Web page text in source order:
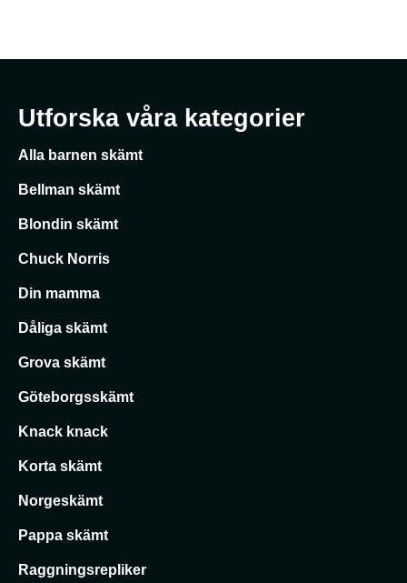
Utforska våra kategorier
Alla barnen skämt
Bellman skämt
Blondin skämt
Chuck Norris
Din mamma
Dåliga skämt
Grova skämt
Göteborgsskämt
Knack knack
Korta skämt
Norgeskämt
Pappa skämt
Raggningsrepliker